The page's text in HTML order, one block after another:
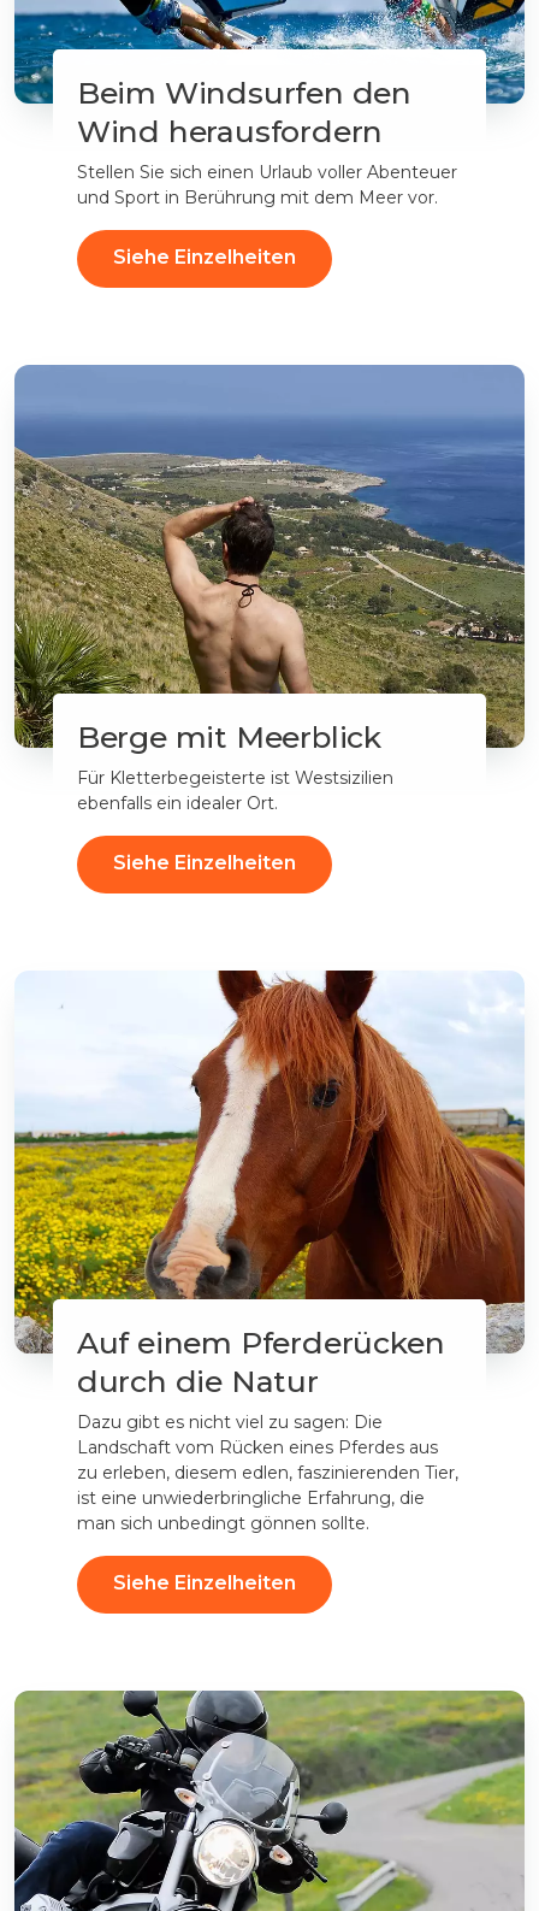
Beim Windsurfen den
Wind herausfordern
Stellen Sie sich einen Urlaub voller Abenteuer
und Sport in Berührung mit dem Meer vor.
Siehe Einzelheiten
Berge mit Meerblick
Für Kletterbegeisterte ist Westsizilien
ebenfalls ein idealer Ort.
Siehe Einzelheiten
Auf einem Pferderücken
durch die Natur
Dazu gibt es nicht viel zu sagen: Die
Landschaft vom Rücken eines Pferdes aus
zu erleben, diesem edlen, faszinierenden Tier,
ist eine unwiederbringliche Erfahrung, die
man sich unbedingt gönnen sollte.
Siehe Einzelheiten